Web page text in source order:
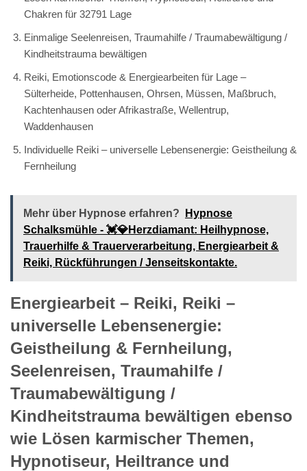
Chakren für 32791 Lage
Einmalige Seelenreisen, Traumahilfe / Traumabewältigung /
Kindheitstrauma bewältigen
Reiki, Emotionscode & Energiearbeiten für Lage –
Sülterheide, Pottenhausen, Ohrsen, Müssen, Maßbruch,
Kachtenhausen oder Afrikastraße, Wellentrup,
Waddenhausen
Individuelle Reiki – universelle Lebensenergie: Geistheilung &
Fernheilung
Mehr über Hypnose erfahren?
Hypnose
Schalksmühle - 💓️💎Herzdiamant: Heilhypnose,
Trauerhilfe & Trauerverarbeitung, Energiearbeit &
Reiki, Rückführungen / Jenseitskontakte.
Energiearbeit – Reiki, Reiki –
universelle Lebensenergie:
Geistheilung & Fernheilung,
Seelenreisen, Traumahilfe /
Traumabewältigung /
Kindheitstrauma bewältigen ebenso
wie Lösen karmischer Themen,
Hypnotiseur, Heiltrance und